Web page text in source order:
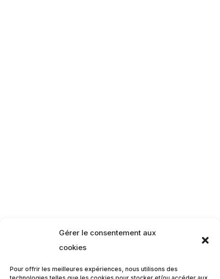
Gérer le consentement aux
cookies
Pour offrir les meilleures expériences, nous utilisons des